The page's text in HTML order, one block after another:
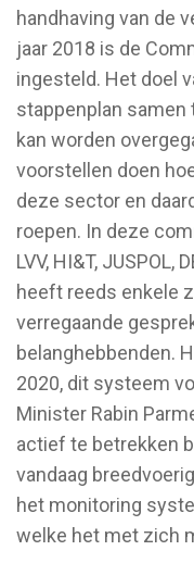
handhaving van de
jaar 2018 is de
ingesteld. Het doel
stappenplan samen
kan worden
voorstellen doen
deze sector en
roepen. In deze
LVV, HI&T, JUSPOL,
heeft reeds enkele
verregaande
belanghebbenden.
2020, dit systeem
Minister Rabin
actief te betrekken
vandaag
het monitoring
welke het met zich